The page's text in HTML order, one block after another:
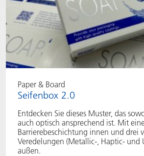
Paper & Board
Seifenbox 2.0
Entdecken Sie dieses Muster, das
auch optisch ansprechend ist. Mit
Barrierebeschichtung innen und drei
Veredelungen (Metallic-, Haptic- und
außen.